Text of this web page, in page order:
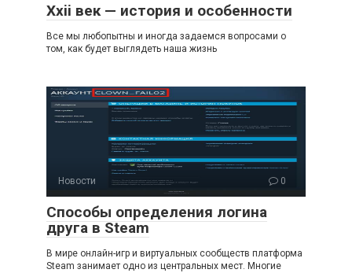
Xxii век — история и особенности
Все мы любопытны и иногда задаемся вопросами о
том, как будет выглядеть наша жизнь
Новости 0
Способы определения логина
друга в Steam
В мире онлайн-игр и виртуальных сообществ платформа
Steam занимает одно из центральных мест. Многие